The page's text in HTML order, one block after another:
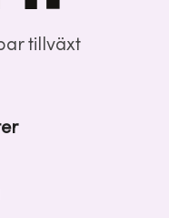
tillväxt